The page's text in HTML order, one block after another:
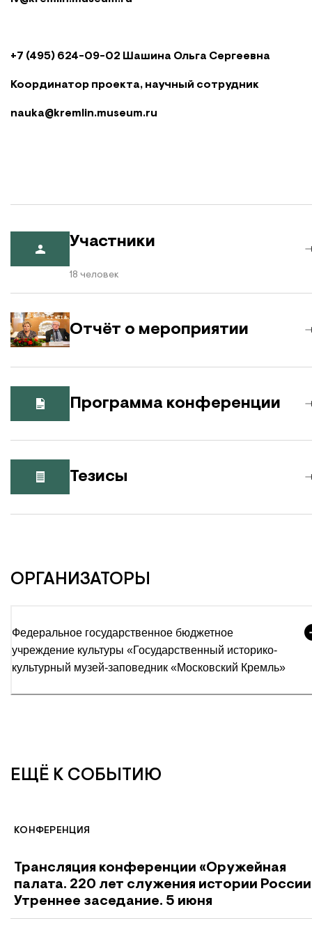
+7 (495) 624-09-02 Шашина Ольга Сергеевна
Координатор проекта, научный сотрудник
nauka@kremlin.museum.ru
Участники
18 человек
Отчёт о мероприятии
Программа конференции
Тезисы
ОРГАНИЗАТОРЫ
Федеральное государственное бюджетное
учреждение культуры «Государственный историко-
культурный музей-заповедник «Московский Кремль»
ЕЩЁ К СОБЫТИЮ
КОНФЕРЕНЦИЯ
Трансляция конференции «Оружейная
палата. 220 лет служения истории
Утреннее заседание. 5 июня